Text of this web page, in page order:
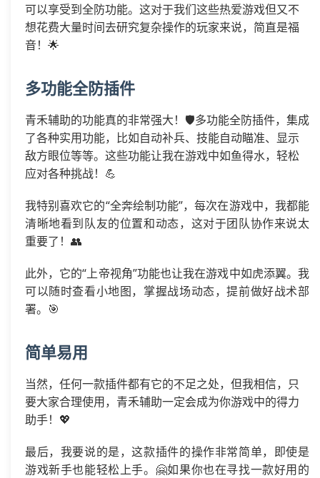
可以享受到全防功能。这对于我们这些热爱游戏但又不
想花费大量时间去研究复杂操作的玩家来说，简直是福
音！🌟
多功能全防插件
青禾辅助的功能真的非常强大！🛡️多功能全防插件，集成
了各种实用功能，比如自动补兵、技能自动瞄准、显示
敌方眼位等等。这些功能让我在游戏中如鱼得水，轻松
应对各种挑战！💪
我特别喜欢它的“全奔绘制功能”，每次在游戏中，我都能
清晰地看到队友的位置和动态，这对于团队协作来说太
重要了！👥
此外，它的“上帝视角”功能也让我在游戏中如虎添翼。我
可以随时查看小地图，掌握战场动态，提前做好战术部
署。🎯
简单易用
当然，任何一款插件都有它的不足之处，但我相信，只
要大家合理使用，青禾辅助一定会成为你游戏中的得力
助手！💖
最后，我要说的是，这款插件的操作非常简单，即使是
游戏新手也能轻松上手。🤗如果你也在寻找一款好用的